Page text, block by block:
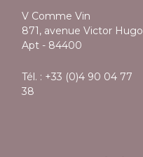
V Comme Vin
871, avenue Victor Hugo
Apt - 84400
Tél. : +33 (0)4 90 04 77
38